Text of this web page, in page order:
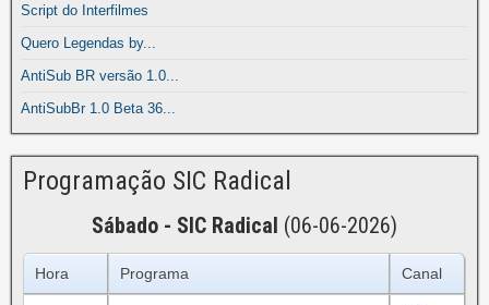
Script do Interfilmes
Quero Legendas by...
AntiSub BR versão 1.0...
AntiSubBr 1.0 Beta 36...
Programação SIC Radical
Sábado - SIC Radical (06-06-2026)
Hora Programa Canal